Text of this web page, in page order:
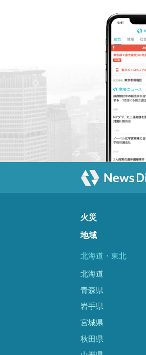
火災
地域
北海道・東北
北海道
青森県
岩手県
宮城県
秋田県